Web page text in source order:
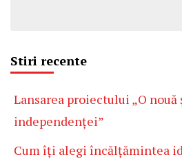
Stiri recente
Lansarea proiectului „O nouă
independenței”
Cum îți alegi încălțămintea